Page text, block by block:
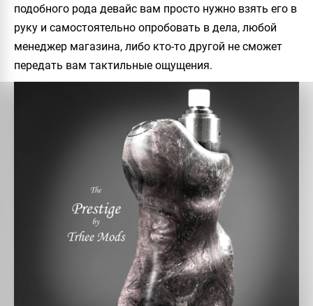
подобного рода девайс вам просто нужно взять его в
руку и самостоятельно опробовать в дела, любой
менеджер магазина, либо кто-то другой не сможет
передать вам тактильные ощущения.